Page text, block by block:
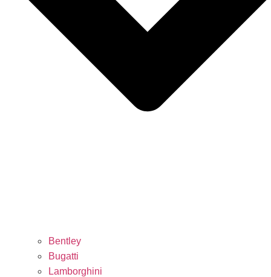
Bentley
Bugatti
Lamborghini